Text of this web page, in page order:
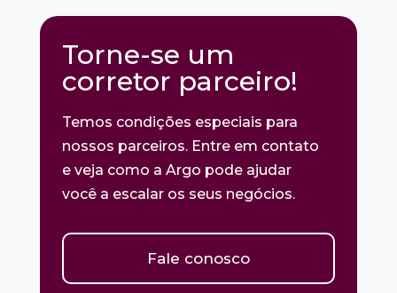
Torne-se um
corretor parceiro!
Temos condições especiais para
nossos parceiros. Entre em contato
e veja como a Argo pode ajudar
você a escalar os seus negócios.
Fale conosco